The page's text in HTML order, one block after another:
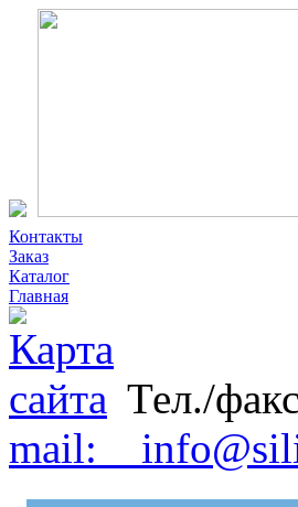
Контакты
Заказ
Каталог
Главная
Тел./
mail: